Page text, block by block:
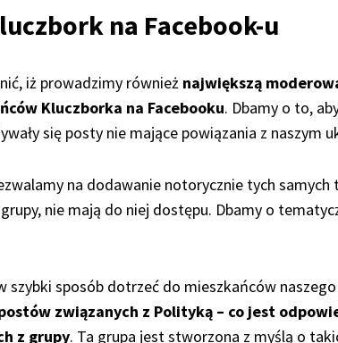
na Facebook-u
iż prowadzimy również największą
Kluczborka na Facebooku. Dbamy o to,
się posty nie mające powiązania z naszym
na dodawanie notorycznie tych
nie mają do niej dostępu. Dbamy o
szybki sposób dotrzeć do mieszkańców
związanych z Polityką – co jest
z grupy. Ta grupa jest stworzona z myślą o